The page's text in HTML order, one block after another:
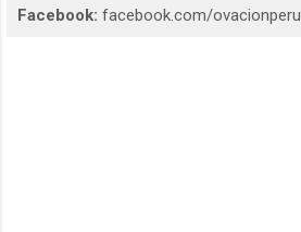
Facebook: facebook.com/ovacionperu